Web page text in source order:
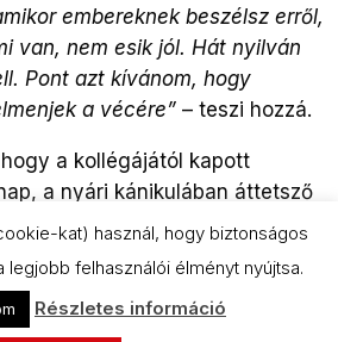
embereknek beszélsz erről,
van, nem esik jól. Hát nyilván
Pont azt kívánom, hogy
a vécére” – teszi hozzá.
a kollégájától kapott
a nyári kánikulában áttetsző
egy melltartó. Úgy emlékszik,
a vállát, hogyígy
gyere.
kat) használ, hogy biztonságos
legjobb felhasználói élményt nyújtsa.
Részletes információ